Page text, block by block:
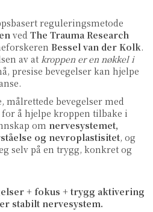
reguleringsmetode
ved The Trauma Research
Bessel van der Kolk.
av at kroppen er en nøkkel i
presise bevegelser kan hjelpe
målrettede bevegelser med
å hjelpe kroppen tilbake i
om nervesystemet,
og nevroplastisitet, og
selv på en trygg, konkret og
+ fokus + trygg aktivering
stabilt nervesystem.